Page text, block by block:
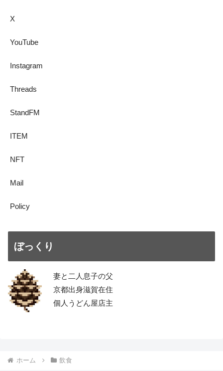
X
YouTube
Instagram
Threads
StandFM
ITEM
NFT
Mail
Policy
ぼっくり
妻と二人息子の父
京都出身滋賀在住
個人うどん屋店主
ホーム 飲食